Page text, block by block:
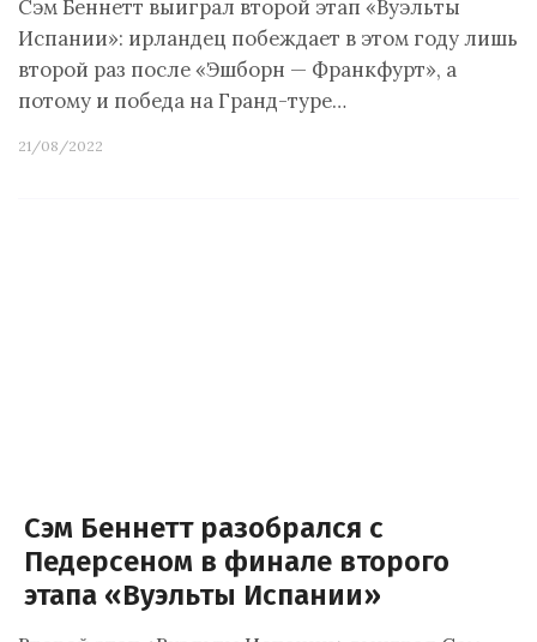
Сэм Беннетт выиграл второй этап «Вуэльты
Испании»: ирландец побеждает в этом году лишь
второй раз после «Эшборн — Франкфурт», а
потому и победа на Гранд-туре…
21/08/2022
Сэм Беннетт разобрался с
Педерсеном в финале второго
этапа «Вуэльты Испании»